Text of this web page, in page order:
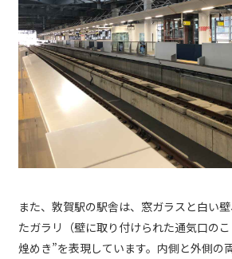
また、敦賀駅の駅舎は、窓ガラスと白い
たガラリ（壁に取り付けられた通気口の
煌めき”を表現しています。内側と外側の